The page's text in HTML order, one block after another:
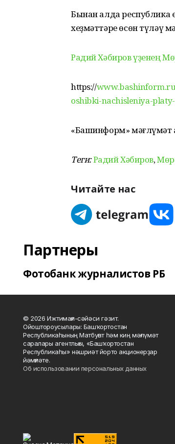
Бынан алда республика
хеҙмәттәре өсөн түләү
Радий Хәбиров үҙенең
https://
oshibki-nachisleniya-
«Башинформ» мәғлүмәт
Теги:Радий Хәбиров,
Читайте нас
Партнеры
Фотобанк журналистов РБ
© 2026 Ижтимағи-сәйәси гәзит.
Ойоштороусылары: Башҡортостан
Республикаһының Матбуғат һәм киң мәғлүмәт
саралары агентлығы, «Башҡортостан
Республикаһы» нәшриәт йорто акционерҙар
йәмғиәте.
Об использовании персональных данных